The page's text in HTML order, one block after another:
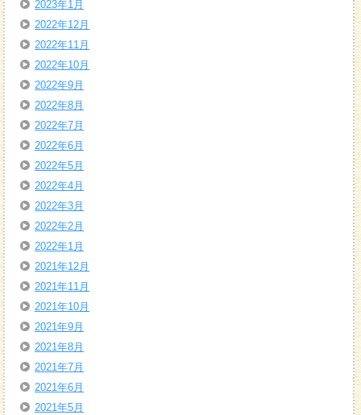
2023年1月
2022年12月
2022年11月
2022年10月
2022年9月
2022年8月
2022年7月
2022年6月
2022年5月
2022年4月
2022年3月
2022年2月
2022年1月
2021年12月
2021年11月
2021年10月
2021年9月
2021年8月
2021年7月
2021年6月
2021年5月